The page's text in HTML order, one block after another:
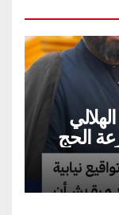
الحج